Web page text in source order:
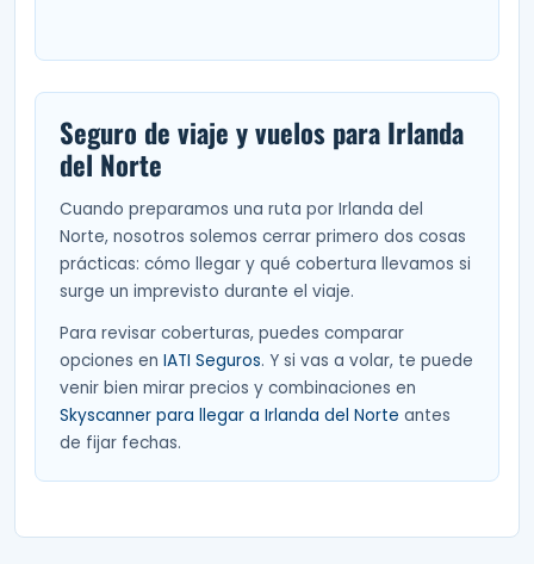
Seguro de viaje y vuelos para Irlanda
del Norte
Cuando preparamos una ruta por Irlanda del
Norte, nosotros solemos cerrar primero dos cosas
prácticas: cómo llegar y qué cobertura llevamos si
surge un imprevisto durante el viaje.
Para revisar coberturas, puedes comparar
opciones en IATI Seguros. Y si vas a volar, te puede
venir bien mirar precios y combinaciones en
Skyscanner para llegar a Irlanda del Norte antes
de fijar fechas.